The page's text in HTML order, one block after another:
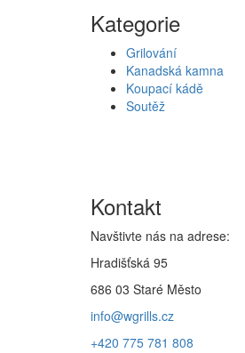
Kategorie
Grilování
Kanadská kamna
Koupací kádě
Soutěž
Kontakt
Navštivte nás na adrese:
Hradišťská 95
686 03 Staré Město
info@wgrills.cz
+420 775 781 808